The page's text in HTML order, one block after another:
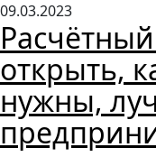
09.03.2023
Расчётный
открыть,
нужны,